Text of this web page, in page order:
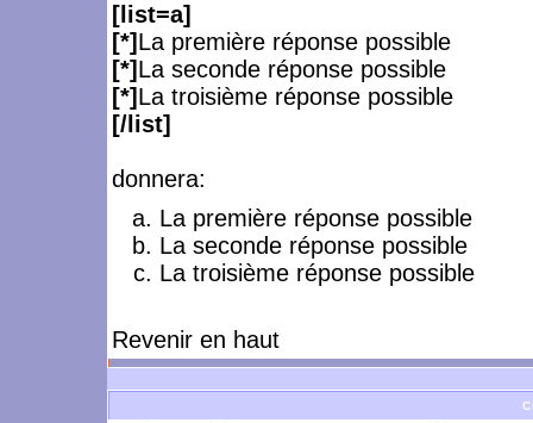
[list=a]
[*] La première réponse possible
[*] La seconde réponse possible
[*] La troisième réponse possible
[/list]
donnera:
La première réponse possible
La seconde réponse possible
La troisième réponse possible
Revenir en haut